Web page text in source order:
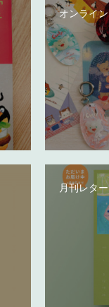
オンライ
月刊レタ